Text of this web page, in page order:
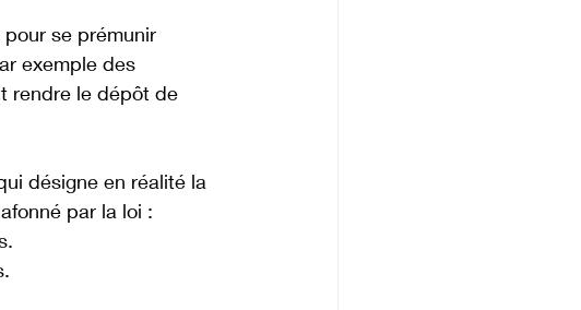
se prémunir
exemple des
rendre le dépôt de
désigne en réalité la
par la loi :